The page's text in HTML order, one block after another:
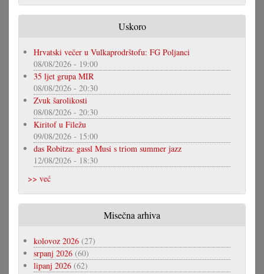
Uskoro
Hrvatski večer u Vulkaprodrštofu: FG Poljanci
08/08/2026 - 19:00
35 ljet grupa MIR
08/08/2026 - 20:30
Zvuk šarolikosti
08/08/2026 - 20:30
Kiritof u Filežu
09/08/2026 - 15:00
das Robitza: gassl Musi s triom summer jazz
12/08/2026 - 18:30
>> već
Misečna arhiva
kolovoz 2026 (27)
srpanj 2026 (60)
lipanj 2026 (62)